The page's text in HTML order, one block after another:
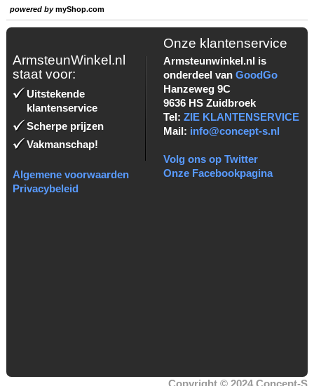
powered bymyShop.com
ArmsteunWinkel.nl
staat voor:
Uitstekende
klantenservice
Scherpe prijzen
Vakmanschap!
Algemene voorwaarden
Privacybeleid
Onze klantenservice
Armsteunwinkel.nl is
onderdeel van GoodGo
Hanzeweg 9C
9636 HS Zuidbroek
Tel: ZIE KLANTENSERVICE
Mail: info@concept-s.nl
Volg ons op Twitter
Onze Facebookpagina